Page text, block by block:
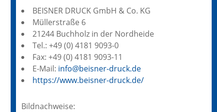
BEISNER DRUCK GmbH & Co. KG
Müllerstraße 6
21244 Buchholz in der Nordheide
Tel.: +49 (0) 4181 9093-0
Fax: +49 (0) 4181 9093-11
E-Mail: info@beisner-druck.de
https://www.beisner-druck.de/
Bildnachweise: